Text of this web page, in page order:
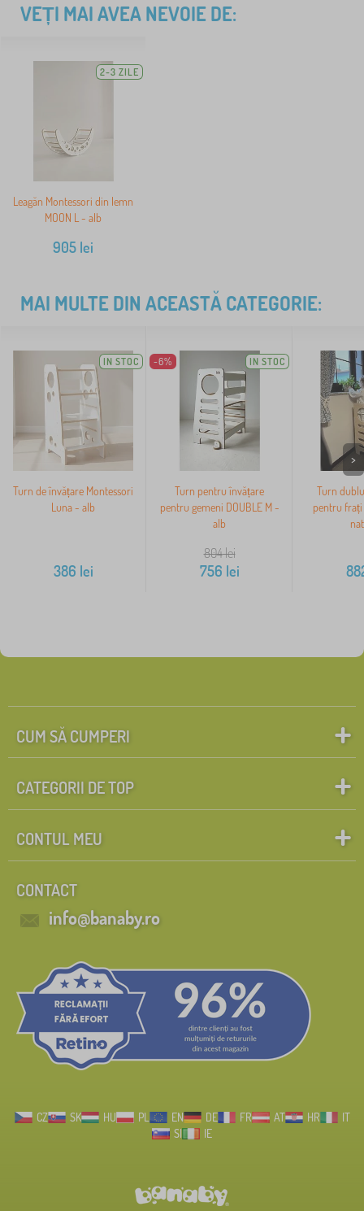
VEȚI MAI AVEA NEVOIE DE:
2-3 ZILE
Leagăn Montessori din lemn
MOON L - alb
905 lei
MAI MULTE DIN ACEASTĂ CATEGORIE:
IN STOC
Turn de învățare Montessori
Luna - alb
386 lei
-6% IN STOC
Turn pentru învățare
pentru gemeni DOUBLE M -
alb
804lei
756 lei
Turn
pentru frați
>
CUM SĂ CUMPERI
CATEGORII DE TOP
CONTUL MEU
CONTACT
info@banaby.ro
CZ SK HU PL EN DE FR AT HR
IT
SI
IE